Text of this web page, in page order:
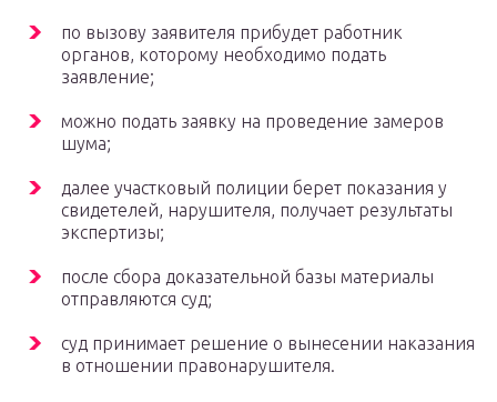
по вызову заявителя прибудет работник
органов, которому необходимо подать
заявление;
можно подать заявку на проведение замеров
шума;
далее участковый полиции берет показания у
свидетелей, нарушителя, получает результаты
экспертизы;
после сбора доказательной базы материалы
отправляются суд;
суд принимает решение о вынесении наказания
в отношении правонарушителя.